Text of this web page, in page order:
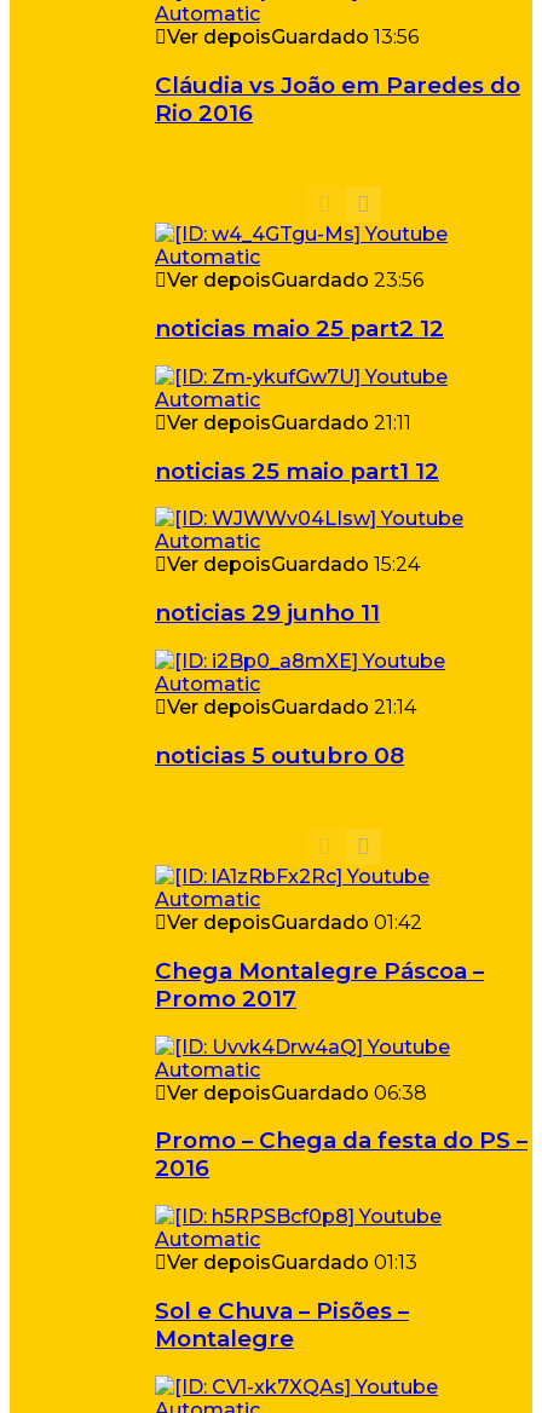
Ver depoisGuardado 13:56
Cláudia vs João em Paredes do
Rio 2016
Ver depoisGuardado 23:56
noticias maio 25 part2 12
Ver depoisGuardado 21:11
noticias 25 maio part1 12
Ver depoisGuardado 15:24
noticias 29 junho 11
Ver depoisGuardado 21:14
noticias 5 outubro 08
Ver depoisGuardado 01:42
Chega Montalegre Páscoa –
Promo 2017
Ver depoisGuardado 06:38
Promo – Chega da festa do PS –
2016
Ver depoisGuardado 01:13
Sol e Chuva – Pisões –
Montalegre